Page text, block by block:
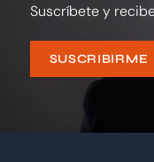
Suscríbete y
SUSCRIBIRME